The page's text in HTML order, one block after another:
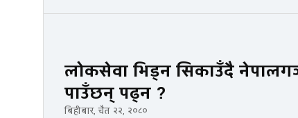
लोकसेवा भिड्न सिकाउँदै
पाउँछन् पढ्न ?
बिहीबार, चैत २२, २०८०